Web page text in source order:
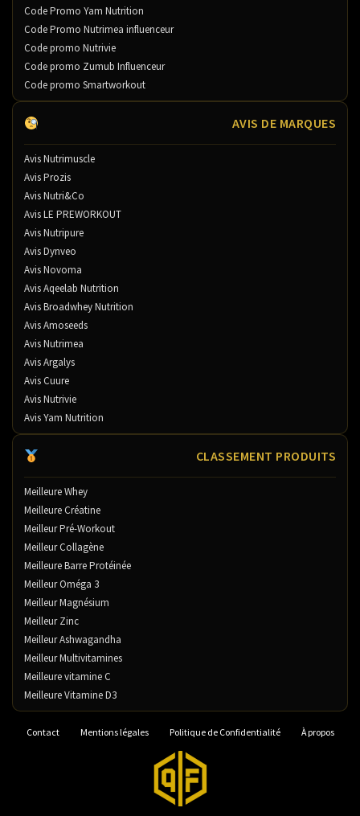
Code Promo Yam Nutrition
Code Promo Nutrimea influenceur
Code promo Nutrivie
Code promo Zumub Influenceur
Code promo Smartworkout
AVIS DE MARQUES
Avis Nutrimuscle
Avis Prozis
Avis Nutri&Co
Avis LE PREWORKOUT
Avis Nutripure
Avis Dynveo
Avis Novoma
Avis Aqeelab Nutrition
Avis Broadwhey Nutrition
Avis Amoseeds
Avis Nutrimea
Avis Argalys
Avis Cuure
Avis Nutrivie
Avis Yam Nutrition
CLASSEMENT PRODUITS
Meilleure Whey
Meilleure Créatine
Meilleur Pré-Workout
Meilleur Collagène
Meilleure Barre Protéinée
Meilleur Oméga 3
Meilleur Magnésium
Meilleur Zinc
Meilleur Ashwagandha
Meilleur Multivitamines
Meilleure vitamine C
Meilleure Vitamine D3
Contact Mentions légales Politique de Confidentialité À propos